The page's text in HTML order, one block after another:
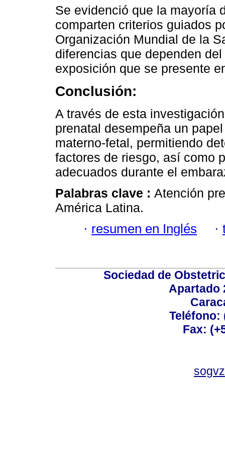
Se evidenció que la mayoría
comparten criterios guiados
Organización Mundial de la
diferencias que dependen
exposición que se presente
Conclusión:
A través de esta
prenatal desempeña un
materno-fetal, permitiendo
factores de riesgo, así como
adecuados durante el
Palabras clave : Atención
América Latina.
· resumen en Inglés ·
Sociedad de
Apartado
Teléfono:
Fax: